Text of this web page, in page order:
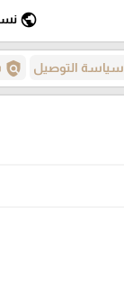
public
سياسة التوصيل policy